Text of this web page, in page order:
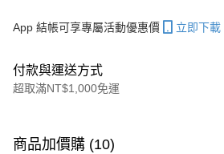
App 結帳可享專屬活動優惠價 立即下載
付款與運送方式
超取滿NT$1,000免運
信用卡一次付款
商品加價購 (10)